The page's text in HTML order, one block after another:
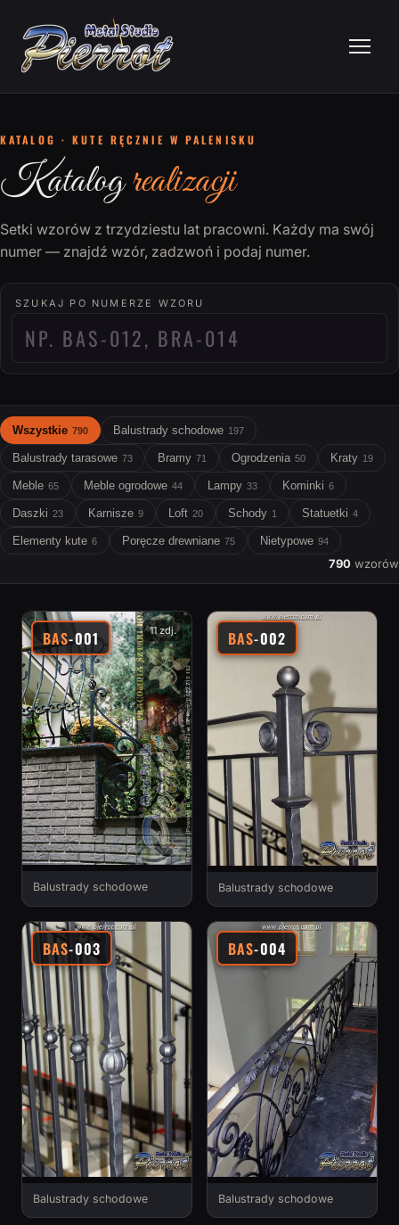
KATALOG · KUTE RĘCZNIE W PALENISKU
Katalogrealizacji
Setki wzorów z trzydziestu lat pracowni. Każdy ma swój
numer — znajdź wzór, zadzwoń i podaj numer.
SZUKAJ PO NUMERZE WZORU
Wszystkie 790 Balustrady schodowe 197
Balustrady tarasowe 73 Bramy 71 Ogrodzenia 50 Kraty 19
Meble 65 Meble ogrodowe 44 Lampy 33 Kominki 6
Daszki 23 Karnisze 9 Loft 20 Schody 1 Statuetki 4
Elementy kute 6 Poręcze drewniane 75 Nietypowe 94
790 wzorów
BAS-001 11 zdj.
Balustrady schodowe
BAS-002
Balustrady schodowe
BAS-003
Balustrady schodowe
BAS-004
Balustrady schodowe